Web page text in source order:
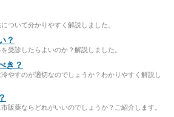
ついて分かりやすく解説しました。
？
受診したらよいのか？解説しました。
き？
やすのが適切なのでしょうか？わかりやすく解説し
販薬ならどれがいいのでしょうか？ご紹介します。